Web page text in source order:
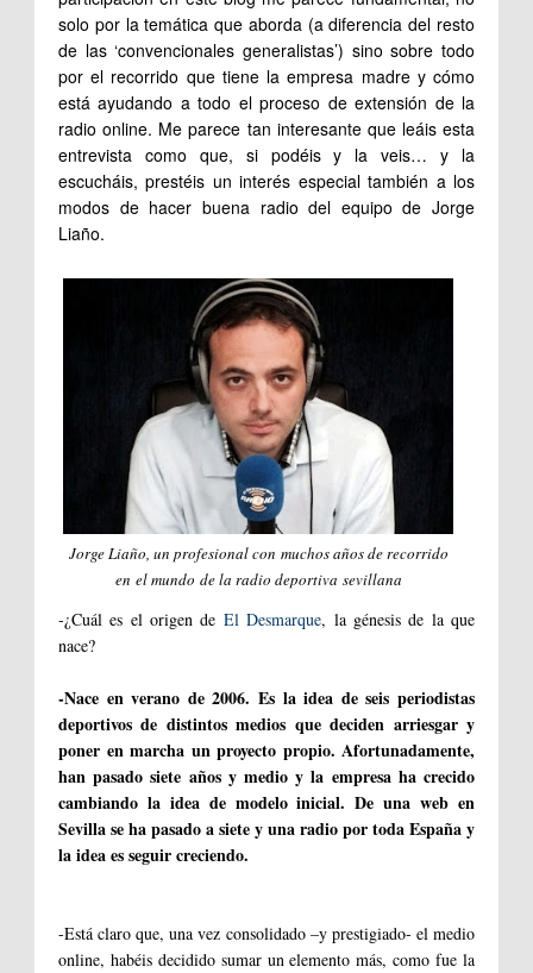
solo por la temática que aborda (a diferencia del resto
de las ‘convencionales generalistas’) sino sobre todo
por el recorrido que tiene la empresa madre y cómo
está ayudando a todo el proceso de extensión de la
radio online. Me parece tan interesante que leáis esta
entrevista como que, si podéis y la veis… y la
escucháis, prestéis un interés especial también a los
modos de hacer buena radio del equipo de Jorge
Liaño.
Jorge Liaño, un profesional con muchos años de recorrido
en el mundo de la radio deportiva sevillana
-¿Cuál es el origen de El Desmarque, la génesis de la que
nace?
-Nace en verano de 2006. Es la idea de seis periodistas
deportivos de distintos medios que deciden arriesgar y
poner en marcha un proyecto propio. Afortunadamente,
han pasado siete años y medio y la empresa ha crecido
cambiando la idea de modelo inicial. De una web en
Sevilla se ha pasado a siete y una radio por toda España y
la idea es seguir creciendo.
-Está claro que, una vez consolidado –y prestigiado- el medio
online, habéis decidido sumar un elemento más, como fue la